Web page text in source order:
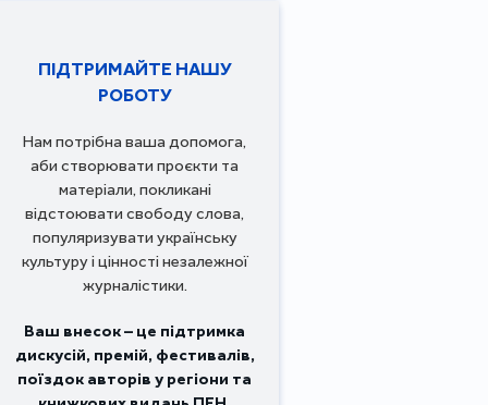
ПІДТРИМАЙТЕ НАШУ
РОБОТУ
Нам потрібна ваша допомога,
аби створювати проєкти та
матеріали, покликані
відстоювати свободу слова,
популяризувати українську
культуру і цінності незалежної
журналістики.
Ваш внесок – це підтримка
дискусій, премій, фестивалів,
поїздок авторів у регіони та